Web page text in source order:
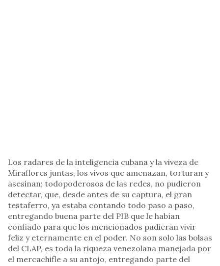
Los radares de la inteligencia cubana y la viveza de
Miraflores juntas, los vivos que amenazan, torturan y
asesinan; todopoderosos de las redes, no pudieron
detectar, que, desde antes de su captura, el gran
testaferro, ya estaba contando todo paso a paso,
entregando buena parte del PIB que le habían
confiado para que los mencionados pudieran vivir
feliz y eternamente en el poder. No son solo las bolsas
del CLAP, es toda la riqueza venezolana manejada por
el mercachifle a su antojo, entregando parte del